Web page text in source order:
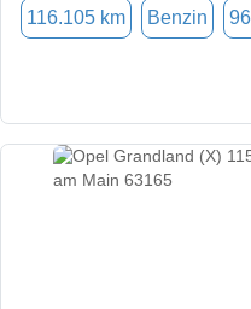
116.105 km Benzin